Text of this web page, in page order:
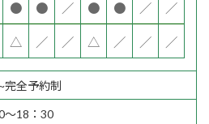
● ● ／ ● ● ／ ／
△ ／ ／ △ ／ ／ ／
完全予約制
～18：30